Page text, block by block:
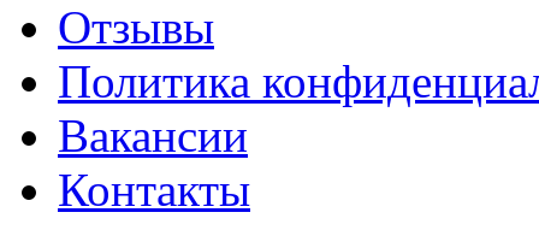
Отзывы
Политика
Вакансии
Контакты